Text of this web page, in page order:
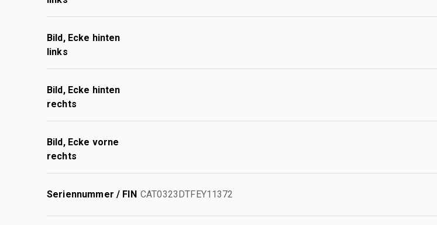
Bild, Ecke hinten
links
Bild, Ecke hinten
rechts
Bild, Ecke vorne
rechts
Seriennummer / FIN CAT0323DTFEY11372